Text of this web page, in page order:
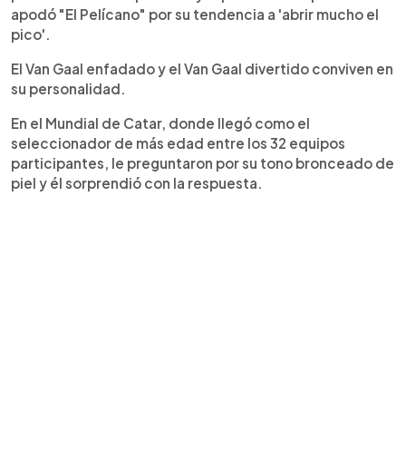
apodó "El Pelícano" por su tendencia a 'abrir mucho el
pico'.
El Van Gaal enfadado y el Van Gaal divertido conviven en
su personalidad.
En el Mundial de Catar, donde llegó como el
seleccionador de más edad entre los 32 equipos
participantes, le preguntaron por su tono bronceado de
piel y él sorprendió con la respuesta.